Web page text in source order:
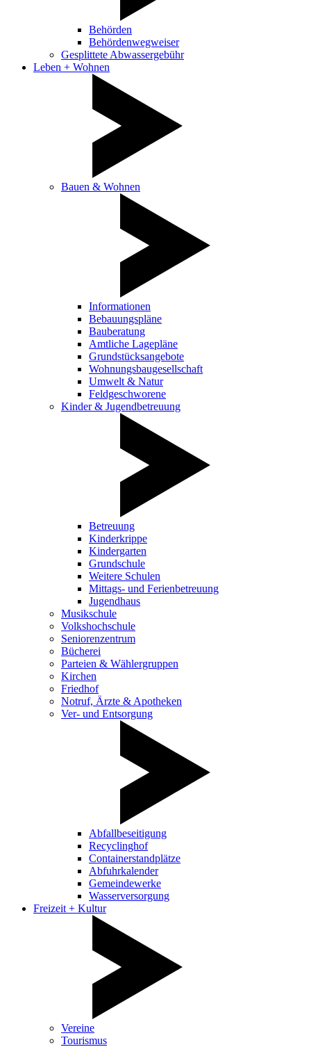
Behörden
Behördenwegweiser
Gesplittete Abwassergebühr
Leben + Wohnen
Bauen & Wohnen
Informationen
Bebauungspläne
Bauberatung
Amtliche Lagepläne
Grundstücksangebote
Wohnungsbaugesellschaft
Umwelt & Natur
Feldgeschworene
Kinder & Jugendbetreuung
Betreuung
Kinderkrippe
Kindergarten
Grundschule
Weitere Schulen
Mittags- und Ferienbetreuung
Jugendhaus
Musikschule
Volkshochschule
Seniorenzentrum
Bücherei
Parteien & Wählergruppen
Kirchen
Friedhof
Notruf, Ärzte & Apotheken
Ver- und Entsorgung
Abfallbeseitigung
Recyclinghof
Containerstandplätze
Abfuhrkalender
Gemeindewerke
Wasserversorgung
Freizeit + Kultur
Vereine
Tourismus